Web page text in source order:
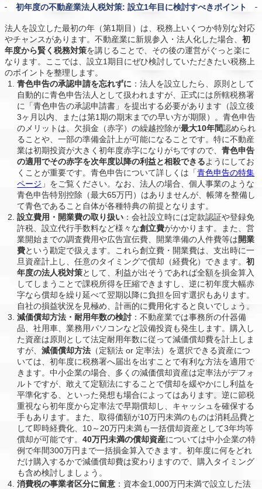
初年度の不動産業法人税対策: 設立1年目に検討すべきポイント
法人を設立した最初の年（第1期目）は、税務上いくつか特別な対応
やチャンスがあります。不動産業に新規参入・法人化した場合、 初
年度から賢く税務対策を講じることで、その後の運営がぐっと楽に
なります。ここでは、設立1期目にぜひ検討していただきたい税務上
のポイントを整理します。
青色申告の承認申請を忘れずに ：法人を設立したら、原則として
自動的に青色申告法人として扱われますが、正式には所轄税務署
に「青色申告の承認申請書」を提出する必要があります（設立後
3ヶ月以内、または第1期の期末までの早い方が期限）。青色申告
のメリットは、欠損金（赤字）の繰越控除が最大10年間認められ
ることや、一部の準備金計上が可能になることです。特に不動産
業は初期投資が大きく初年度赤字になりがちですので、青色申告
の適用でその赤字を次年度以降の利益と相殺できるようにしてお
くことが重要です。青色申告について詳しくは「青色申告の特集
ページ 」をご覧ください。なお、法人の場合、個人事業のような
青色申告特別控除（最大65万円）はありませんが、帳簿を整備し
て青色であること自体が各種特典の前提となります。
設立費用・開業費の取り扱い ：会社設立時には定款認証や登録免
許税、設立代行手数料など様々な創立費がかかります。また、営
業開始までの調査費用や広告宣伝費、開業準備の人件費等は開業
費という勘定で扱えます。これら創立費・開業費は、支出時に一
旦資産計上し、任意のタイミングで償却（経費化）できます。初
年度の法人税対策として、利益が出そうであれば全額を損金算入
してしまうことで課税所得を圧縮できますし、逆に初年度大幅赤
字なら償却を繰り延べて翌期以降に負担を回す選択もあります。
自社の損益状況を見極め、計画的に費用化すると良いでしょう。
減価償却方法・耐用年数の検討 ：不動産業では事務所の什器備
品、社用車、業務用パソコンなど設備投資も発生します。購入し
た資産は原則として法定耐用年数に従って減価償却費を計上しま
すが、減価償却方法 （定額法 or 定率法）を選択できる資産につ
いては、初年度に税務署へ届出を出すことで有利な方法を適用で
きます。中小企業の場合、多くの減価償却資産は定率法がデフォ
ルトですが、敢えて定額法にすることで償却を緩やかにし利益を
平準化する、といった発想も場合によってはあります。逆に節税
重視なら初年度から定率法で早期償却し、キャッシュを確保する
手もあります。また、取得価額が10万円未満のものは消耗品費と
して即時経費化、10～20万円未満も一括償却資産として3年均等
償却が可能です。40万円未満の償却資産については中小企業の特
例で年間300万円まで一括損金算入できます。初年度に何をどれ
だけ購入するかで減価償却費は変わりますので、購入タイミング
も含め検討しましょう。
消費税の事業者区分に留意 ：資本金1,000万円未満で設立した法